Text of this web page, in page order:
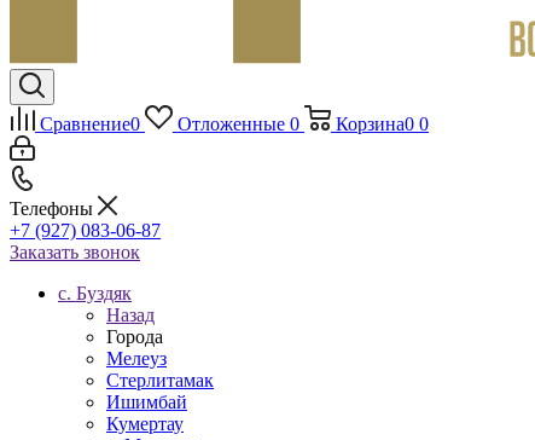
Сравнение0 Отложенные 0 Корзина0 0
Телефоны
+7 (927) 083-06-87
Заказать звонок
c. Буздяк
Назад
Города
Мелеуз
Стерлитамак
Ишимбай
Кумертау